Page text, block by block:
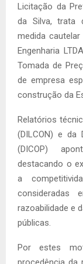
Licitação da
da Silva, trata
medida
Engenharia
Tomada de
de empresa
construção da
Relatórios
(DILCON) e da
(DICOP)
destacando o
a
consideradas
razoabilidade e
públicas.
Por estes